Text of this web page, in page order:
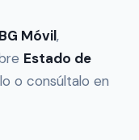
BG Móvil,
Estado de
o consúltalo en